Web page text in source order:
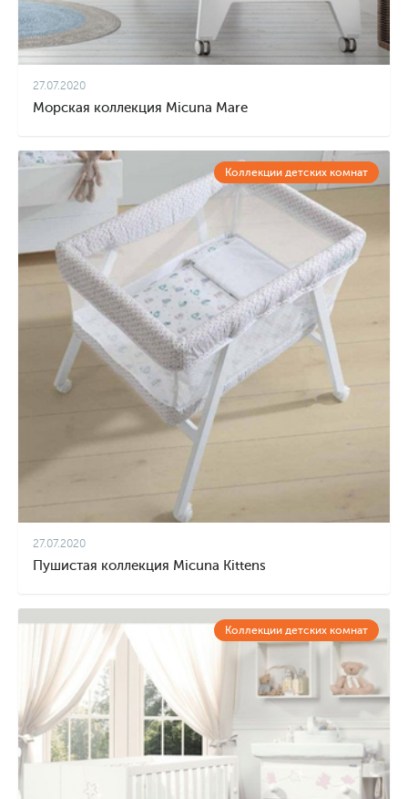
27.07.2020
Морская коллекция Micuna Mare
Коллекции детских комнат
27.07.2020
Пушистая коллекция Micuna Kittens
Коллекции детских комнат